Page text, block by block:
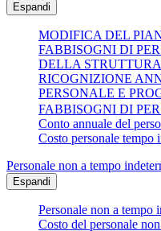
Espandi
MODIFICA DEL
FABBISOGNI DI
DELLA
RICOGNIZIONE
PERSONALE E
FABBISOGNI DI
Conto annuale del
Costo personale tempo
Personale non a tempo
Espandi
Personale non a tempo
Costo del personale